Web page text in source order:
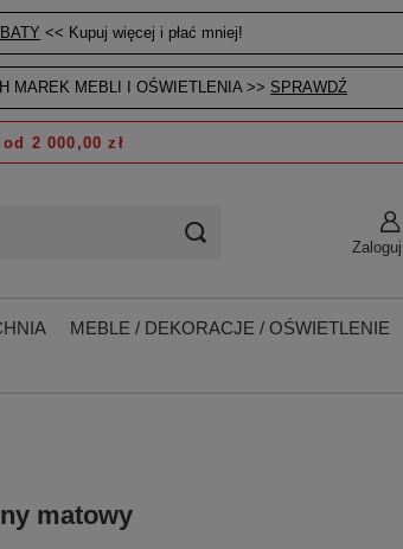
<< Kupuj więcej i płać mniej!
MAREK MEBLI I OŚWIETLENIA >> SPRAWDŹ
od 2 000,00 zł
MEBLE / DEKORACJE / OŚWIETLENIE
matowy